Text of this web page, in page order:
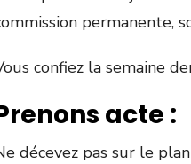
confiez la semaine
acte :
décevez pas sur le